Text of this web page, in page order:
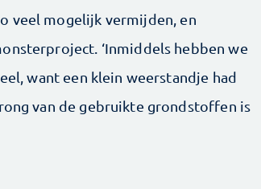
veel mogelijk vermijden, en
‘Inmiddels hebben we
want een klein weerstandje had
van de gebruikte grondstoffen is